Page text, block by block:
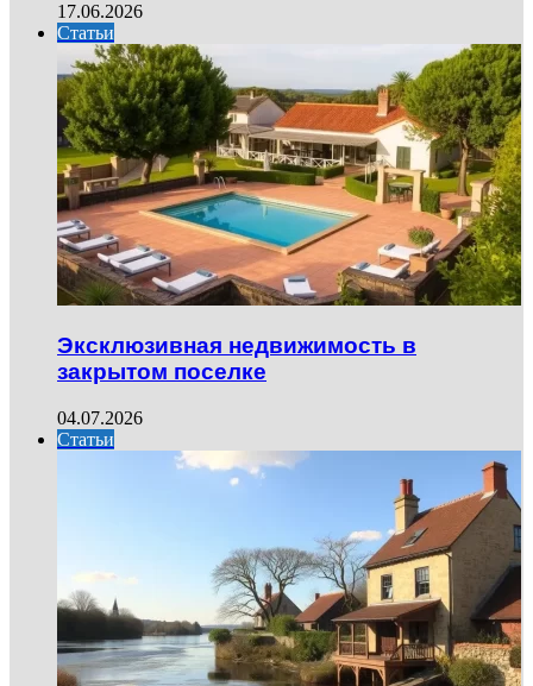
17.06.2026
Статьи
Эксклюзивная недвижимость в
закрытом поселке
04.07.2026
Статьи